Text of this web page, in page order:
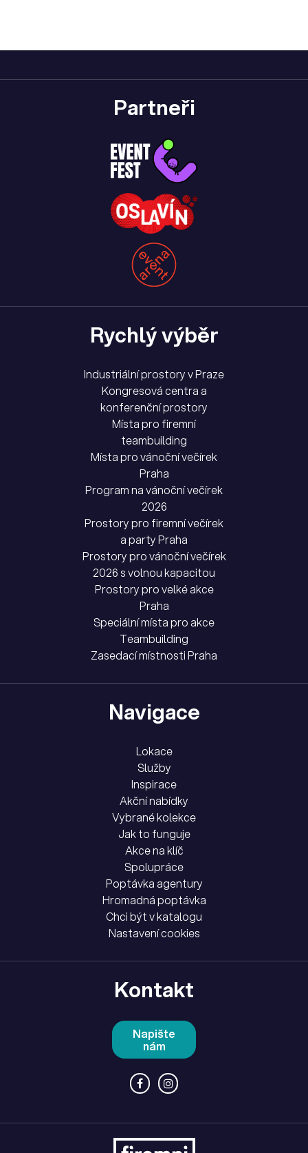
Partneři
Rychlý výběr
Industriální prostory v Praze
Kongresová centra a
konferenční prostory
Místa pro firemní
teambuilding
Místa pro vánoční večírek
Praha
Program na vánoční večírek
2026
Prostory pro firemní večírek
a party Praha
Prostory pro vánoční večírek
2026 s volnou kapacitou
Prostory pro velké akce
Praha
Speciální místa pro akce
Teambuilding
Zasedací místnosti Praha
Navigace
Lokace
Služby
Inspirace
Akční nabídky
Vybrané kolekce
Jak to funguje
Akce na klíč
Spolupráce
Poptávka agentury
Hromadná poptávka
Chci být v katalogu
Nastavení cookies
Kontakt
Napište
nám